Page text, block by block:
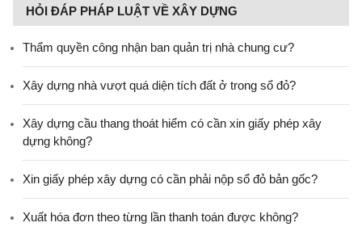
HỎI ĐÁP PHÁP LUẬT VỀ XÂY DỰNG
Thẩm quyền công nhận ban quản trị nhà chung cư?
Xây dựng nhà vượt quá diện tích đất ở trong sổ đỏ?
Xây dựng cầu thang thoát hiểm có cần xin giấy phép xây
dựng không?
Xin giấy phép xây dựng có cần phải nộp sổ đỏ bản gốc?
Xuất hóa đơn theo từng lần thanh toán được không?